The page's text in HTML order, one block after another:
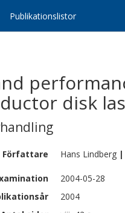
Publikationslistor
disk
Författare Hans Lindberg |
2004-05-28
2004